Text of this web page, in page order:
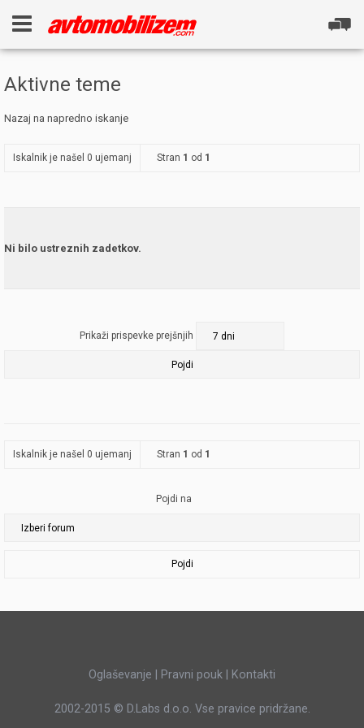
Aktivne teme
Nazaj na napredno iskanje
Iskalnik je našel 0 ujemanj Stran 1 od 1
Ni bilo ustreznih zadetkov.
Prikaži prispevke prejšnjih
Iskalnik je našel 0 ujemanj Stran 1 od 1
Pojdi na
Pojdi
Oglaševanje Pravni pouk Kontakti
2002-2015 © D.Labs d.o.o. Vse pravice pridržane.